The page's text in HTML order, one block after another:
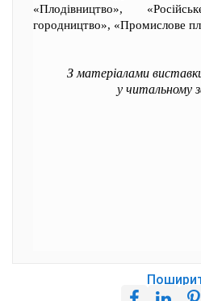
«Плодівництво»,
городництво», «Промислове
З матеріалами
у